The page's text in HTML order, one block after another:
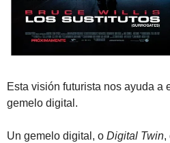
Esta visión futurista nos ayuda a
gemelo digital.
Un gemelo digital, o Digital Twin,